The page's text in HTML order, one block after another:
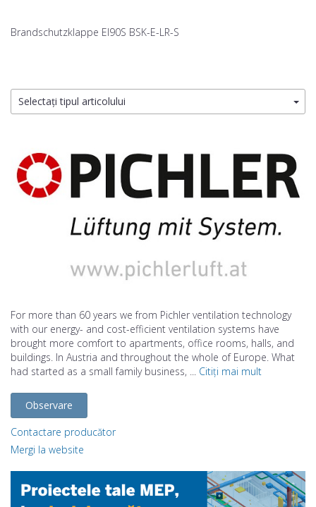
Brandschutzklappe EI90S BSK-E-LR-S
Selectați tipul articolului
For more than 60 years we from Pichler ventilation technology
with our energy- and cost-efficient ventilation systems have
brought more comfort to apartments, office rooms, halls, and
buildings. In Austria and throughout the whole of Europe. What
had started as a small family business, ... Citiți mai mult
Observare
Contactare producător
Mergi la website